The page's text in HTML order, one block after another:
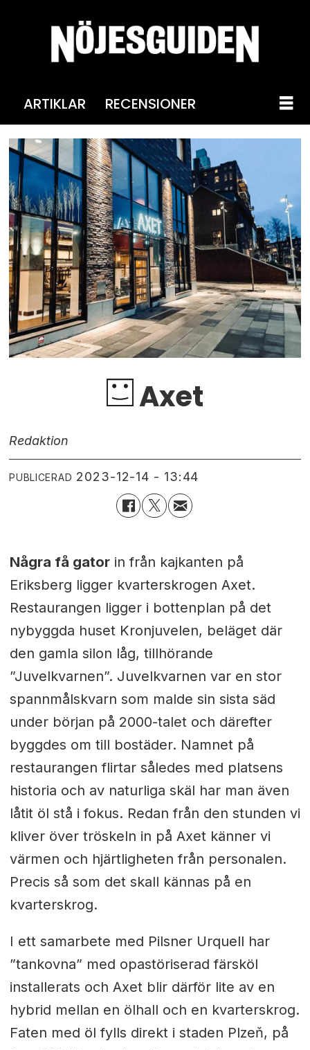
ARTIKLAR RECENSIONER
Axet
Redaktion
PUBLICERAD 2023-12-14 - 13:44
Några få gatorin från kajkanten på
Eriksberg ligger kvarterskrogen Axet.
Restaurangen ligger i bottenplan på det
nybyggda huset Kronjuvelen, beläget där
den gamla silon låg, tillhörande
”Juvelkvarnen”. Juvelkvarnen var en stor
spannmålskvarn som malde sin sista säd
under början på 2000-talet och därefter
byggdes om till bostäder. Namnet på
restaurangen flirtar således med platsens
historia och av naturliga skäl har man även
låtit öl stå i fokus. Redan från den stunden vi
kliver över tröskeln in på Axet känner vi
värmen och hjärtligheten från personalen.
Precis så som det skall kännas på en
kvarterskrog.
I ett samarbete med Pilsner Urquell har
”tankovna” med opastöriserad färsköl
installerats och Axet blir därför lite av en
hybrid mellan en ölhall och en kvarterskrog.
Faten med öl fylls direkt i staden Plzeň, på